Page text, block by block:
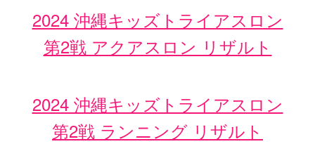
2024 沖縄キッズトライアスロン
第2戦 アクアスロン リザルト
2024 沖縄キッズトライアスロン
第2戦 ランニング リザルト